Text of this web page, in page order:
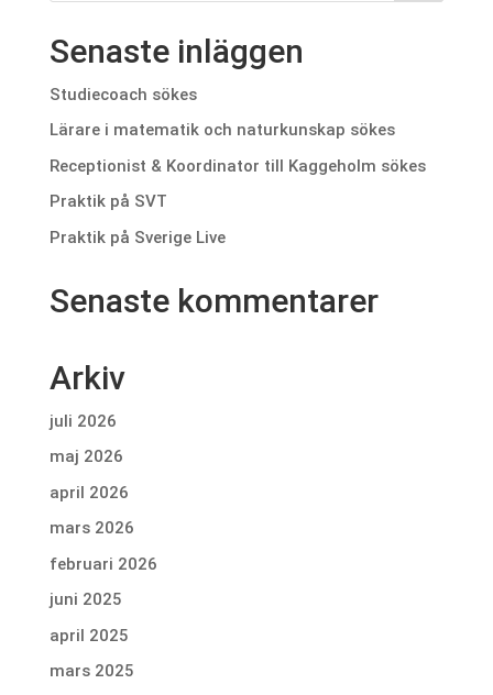
Senaste inläggen
Studiecoach sökes
Lärare i matematik och naturkunskap sökes
Receptionist & Koordinator till Kaggeholm sökes
Praktik på SVT
Praktik på Sverige Live
Senaste kommentarer
Arkiv
juli 2026
maj 2026
april 2026
mars 2026
februari 2026
juni 2025
april 2025
mars 2025